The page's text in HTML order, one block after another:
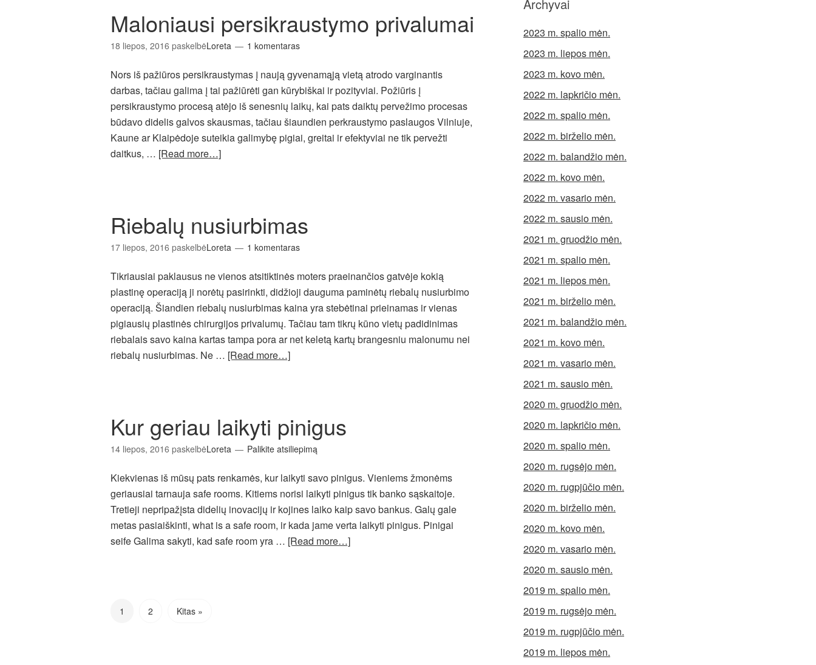
Maloniausi persikraustymo privalumai
18 liepos, 2016 paskelbėLoreta 1 komentaras
Nors iš pažiūros persikraustymas į naują gyvenamąją vietą atrodo varginantis
darbas, tačiau galima į tai pažiūrėti gan kūrybiškai ir pozityviai. Požiūris į
persikraustymo procesą atėjo iš senesnių laikų, kai pats daiktų pervežimo procesas
būdavo didelis galvos skausmas, tačiau šiaundien perkraustymo paslaugos Vilniuje,
Kaune ar Klaipėdoje suteikia galimybę pigiai, greitai ir efektyviai ne tik pervežti
daitkus, … [Read more…]
Riebalų nusiurbimas
17 liepos, 2016 paskelbėLoreta 1 komentaras
Tikriausiai paklausus ne vienos atsitiktinės moters praeinančios gatvėje kokią
plastinę operaciją ji norėtų pasirinkti, didžioji dauguma paminėtų riebalų nusiurbimo
operaciją. Šiandien riebalų nusiurbimas kaina yra stebėtinai prieinamas ir vienas
pigiausių plastinės chirurgijos privalumų. Tačiau tam tikrų kūno vietų padidinimas
riebalais savo kaina kartas tampa pora ar net keletą kartų brangesniu malonumu nei
riebalų nusiurbimas. Ne … [Read more…]
Kur geriau laikyti pinigus
14 liepos, 2016 paskelbėLoreta Palikite atsiliepimą
Kiekvienas iš mūsų pats renkamės, kur laikyti savo pinigus. Vieniems žmonėms
geriausiai tarnauja safe rooms. Kitiems norisi laikyti pinigus tik banko sąskaitoje.
Tretieji nepripažįsta didelių inovacijų ir kojines laiko kaip savo bankus. Galų gale
metas pasiaiškinti, what is a safe room, ir kada jame verta laikyti pinigus. Pinigai
seife Galima sakyti, kad safe room yra … [Read more…]
1 2 Kitas »
Archyvai
2023 m. spalio mėn.
2023 m. liepos mėn.
2023 m. kovo mėn.
2022 m. lapkričio mėn.
2022 m. spalio mėn.
2022 m. birželio mėn.
2022 m. balandžio mėn.
2022 m. kovo mėn.
2022 m. vasario mėn.
2022 m. sausio mėn.
2021 m. gruodžio mėn.
2021 m. spalio mėn.
2021 m. liepos mėn.
2021 m. birželio mėn.
2021 m. balandžio mėn.
2021 m. kovo mėn.
2021 m. vasario mėn.
2021 m. sausio mėn.
2020 m. gruodžio mėn.
2020 m. lapkričio mėn.
2020 m. spalio mėn.
2020 m. rugsėjo mėn.
2020 m. rugpjūčio mėn.
2020 m. birželio mėn.
2020 m. kovo mėn.
2020 m. vasario mėn.
2020 m. sausio mėn.
2019 m. spalio mėn.
2019 m. rugsėjo mėn.
2019 m. rugpjūčio mėn.
2019 m. liepos mėn.